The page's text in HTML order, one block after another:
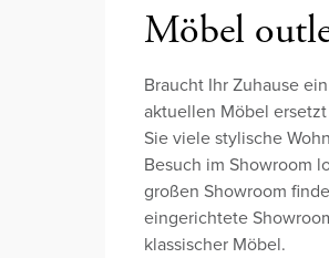
Möbel
Braucht Ihr Zuhause
aktuellen Möbel
Sie viele stylische
Besuch im Showroom
großen Showroom
eingerichtete
klassischer Möbel.